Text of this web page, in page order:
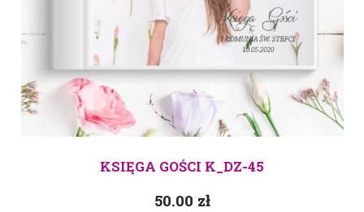
KSIĘGA GOŚCI K_DZ-45
50.00 zł